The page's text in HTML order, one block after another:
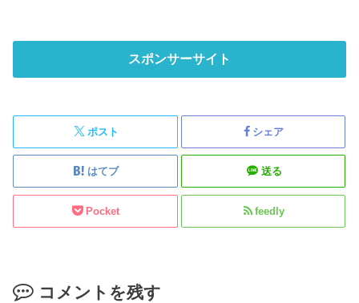
スポンサーサイト
ポスト シェア
はてブ 送る
Pocket feedly
コメントを残す